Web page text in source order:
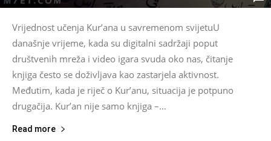
Vrijednost učenja Kur’ana u savremenom svijetuU
današnje vrijeme, kada su digitalni sadržaji poput
društvenih mreža i video igara svuda oko nas, čitanje
knjiga često se doživljava kao zastarjela aktivnost.
Međutim, kada je riječ o Kur’anu, situacija je potpuno
drugačija. Kur’an nije samo knjiga –...
Read more